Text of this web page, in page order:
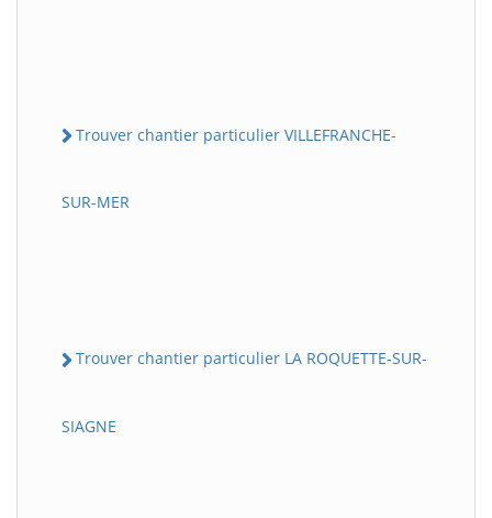
Trouver chantier particulier VILLEFRANCHE-
SUR-MER
Trouver chantier particulier LA ROQUETTE-SUR-
SIAGNE